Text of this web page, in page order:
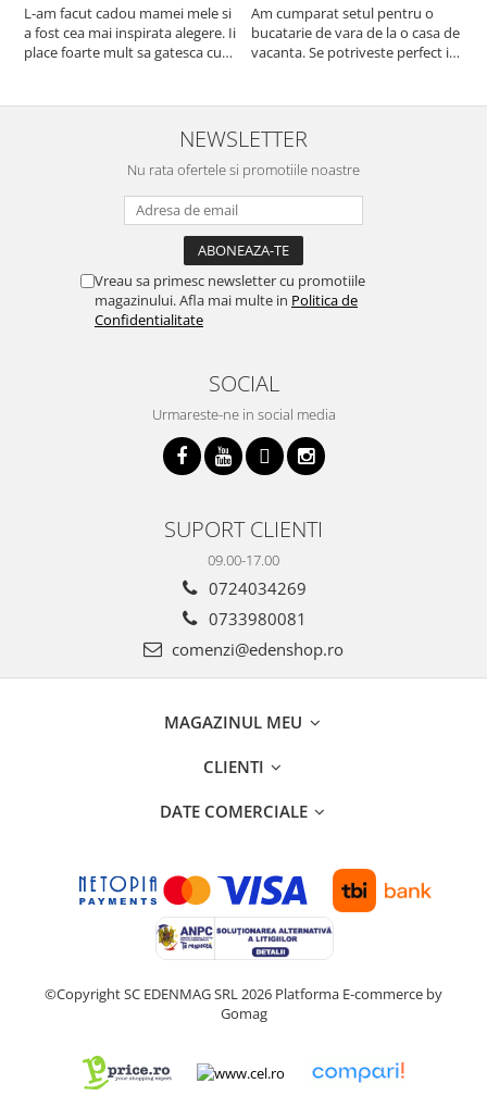
L-am facut cadou mamei mele si
a fost cea mai inspirata alegere. Ii
place foarte mult sa gatesca cu
cratita...ma gandesc serios sa imi
cumpar si eu! Recomand mult !
Am cumparat setul pentru o
bucatarie de vara de la o casa de
vacanta. Se potriveste perfect in
buna, recomand cu drag !
NEWSLETTER
Nu rata ofertele si promotiile noastre
Vreau sa primesc newsletter cu promotiile
magazinului. Afla mai multe in Politica de
Confidentialitate
SOCIAL
Urmareste-ne in social media
SUPORT CLIENTI
09.00-17.00
0724034269
0733980081
comenzi@edenshop.ro
MAGAZINUL MEU
CLIENTI
DATE COMERCIALE
©Copyright SC EDENMAG SRL 2026 Platforma E-commerce by
Gomag